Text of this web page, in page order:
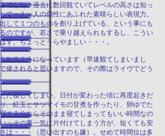
でした。過去に数回観ていてレベルの高さは知っ
一人一人の個性にあふれた素晴らしい表現力。
して１つのものを創り上げている、という事にも
のですが、若さで乗り越えられもするし、こうい
。ちょっとうらやましい・・・。
れるようになっています（早速観てしまいまし
催されると思いますので、その際はライヴでどう
た寝してしまい、日付が変わった頃に再度起きだ
、紅玉とサツマイモの甘煮を作ったり、卵ゆでた
する位ならそのまま寝てしまってもいい時間なの
っその事一気に片付けてしまう方が、短くても安
は・・・（思い出すのも嫌）。せめて時間位は多